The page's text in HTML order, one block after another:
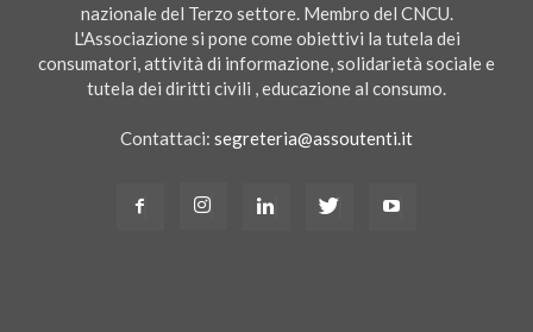
nazionale del Terzo settore. Membro del CNCU.
L'Associazione si pone come obiettivi la tutela dei
consumatori, attività di informazione, solidarietà sociale e
tutela dei diritti civili , educazione al consumo.
Contattaci: segreteria@assoutenti.it